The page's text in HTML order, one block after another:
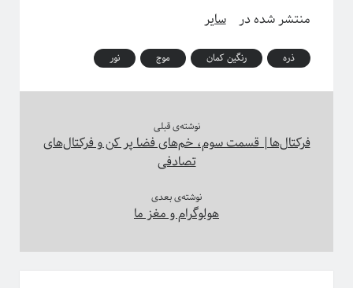
نجوم نسبیت
پدیده‌های بحرانی پیچیدگی کرونا
کیهان شناسی
یادگیری ماشین
اخبار
منتشر شده در سایر
ذره رنگین کمان موج نور
نوشته‌ی قبلی
فرکتال‌ها| قسمت سوم، خم‌های فضا پر کن و فرکتال‌های
تصادفی
نوشته‌ی بعدی
هولوگرام و مغز ما